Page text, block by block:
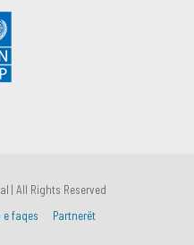
| All Rights Reserved
e faqes Partnerët